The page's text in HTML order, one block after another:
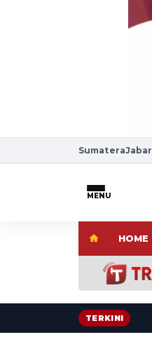
SumateraJabar
MENU
HOME
TERKINI